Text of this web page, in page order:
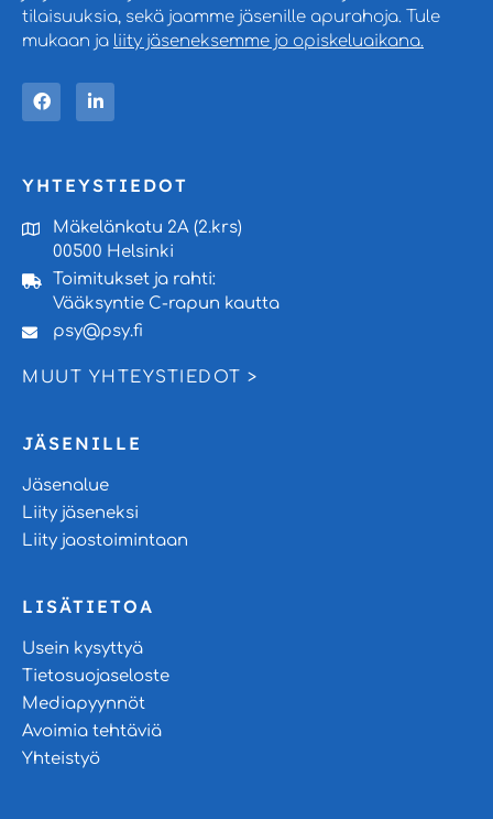
tilaisuuksia, sekä jaamme jäsenille apurahoja. Tule
mukaan ja liity jäseneksemme jo opiskeluaikana.
YHTEYSTIEDOT
Mäkelänkatu 2A (2.krs)
00500 Helsinki
Toimitukset ja rahti:
Vääksyntie C-rapun kautta
psy@psy.fi
MUUT YHTEYSTIEDOT >
JÄSENILLE
Jäsenalue
Liity jäseneksi
Liity jaostoimintaan
LISÄTIETOA
Usein kysyttyä
Tietosuojaseloste
Mediapyynnöt
Avoimia tehtäviä
Yhteistyö